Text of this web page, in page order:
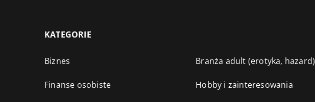
KATEGORIE
Biznes Branża adult (erotyka, hazard)
Finanse osobiste Hobby i zainteresowania